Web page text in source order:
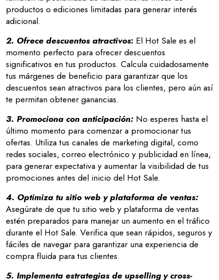
productos o ediciones limitadas para generar interés
adicional.
2. Ofrece descuentos atractivos: El Hot Sale es el
momento perfecto para ofrecer descuentos
significativos en tus productos. Calcula cuidadosamente
tus márgenes de beneficio para garantizar que los
descuentos sean atractivos para los clientes, pero aún así
te permitan obtener ganancias.
3. Promociona con anticipación: No esperes hasta el
último momento para comenzar a promocionar tus
ofertas. Utiliza tus canales de marketing digital, como
redes sociales, correo electrónico y publicidad en línea,
para generar expectativa y aumentar la visibilidad de tus
promociones antes del inicio del Hot Sale.
4. Optimiza tu sitio web y plataforma de ventas:
Asegúrate de que tu sitio web y plataforma de ventas
estén preparados para manejar un aumento en el tráfico
durante el Hot Sale. Verifica que sean rápidos, seguros y
fáciles de navegar para garantizar una experiencia de
compra fluida para tus clientes.
5. Implementa estrategias de upselling y cross-